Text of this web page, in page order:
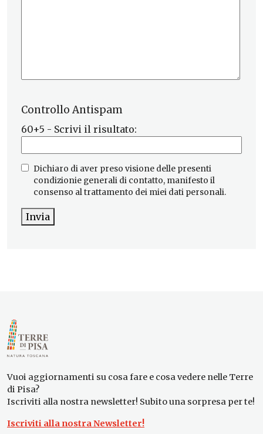
Controllo Antispam
60+5 - Scrivi il risultato:
Dichiaro di aver preso visione delle presenti
condizionie generali di contatto, manifesto il
consenso al trattamento dei miei dati personali.
Invia
Vuoi aggiornamenti su cosa fare e cosa vedere nelle Terre
di Pisa?
Iscriviti alla nostra newsletter! Subito una sorpresa per te!
Iscriviti alla nostra Newsletter!